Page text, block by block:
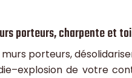
porteurs, charpente et
porteurs,
de votre